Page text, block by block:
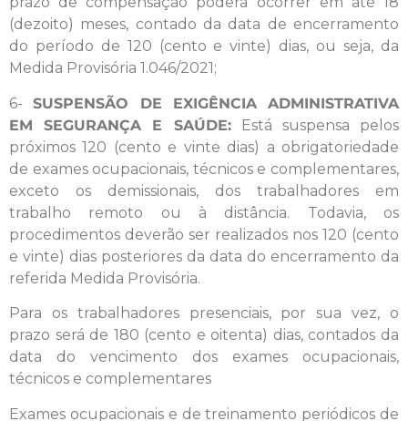
(dezoito) meses, contado da data de encerramento
do período de 120 (cento e vinte) dias, ou seja, da
Medida Provisória 1.046/2021;
6-SUSPENSÃO DE EXIGÊNCIA ADMINISTRATIVA
EM SEGURANÇA E SAÚDE:Está suspensa pelos
próximos 120 (cento e vinte dias) a obrigatoriedade
de exames ocupacionais, técnicos e complementares,
exceto os demissionais, dos trabalhadores em
trabalho remoto ou à distância. Todavia, os
procedimentos deverão ser realizados nos 120 (cento
e vinte) dias posteriores da data do encerramento da
referida Medida Provisória.
Para os trabalhadores presenciais, por sua vez, o
prazo será de 180 (cento e oitenta) dias, contados da
data do vencimento dos exames ocupacionais,
técnicos e complementares
Exames ocupacionais e de treinamento periódicos de